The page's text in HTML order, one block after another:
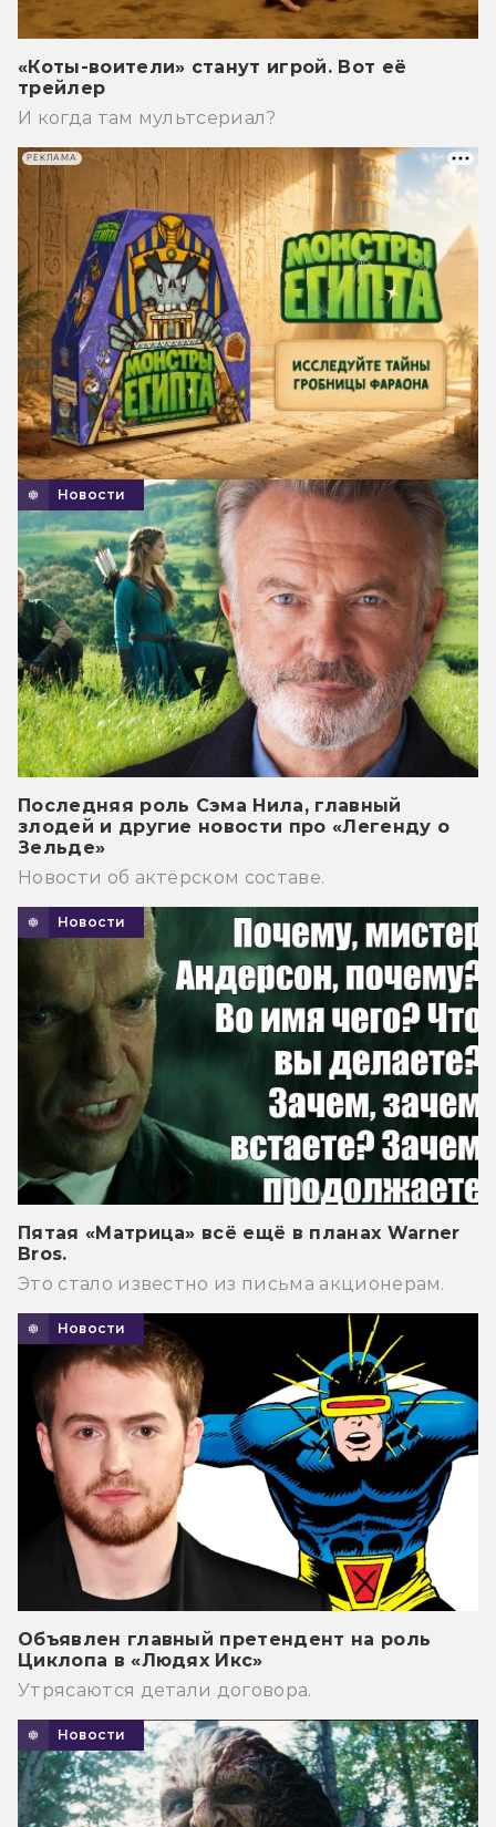
«Коты-воители» станут игрой. Вот её
трейлер
И когда там мультсериал?
Новости
Последняя роль Сэма Нила, главный
злодей и другие новости про «Легенду о
Зельде»
Новости об актёрском составе.
Новости
Пятая «Матрица» всё ещё в планах Warner
Bros.
Это стало известно из письма акционерам.
Новости
Объявлен главный претендент на роль
Циклопа в «Людях Икс»
Утрясаются детали договора.
Новости
РЕКЛАМА